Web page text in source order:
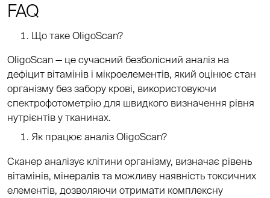
FAQ
Що таке OligoScan?
OligoScan — це сучасний безболісний аналіз на
дефіцит вітамінів і мікроелементів, який оцінює стан
організму без забору крові, використовуючи
спектрофотометрію для швидкого визначення рівня
нутрієнтів у тканинах.
Як працює аналіз OligoScan?
Сканер аналізує клітини організму, визначає рівень
вітамінів, мінералів та можливу наявність токсичних
елементів, дозволяючи отримати комплексну